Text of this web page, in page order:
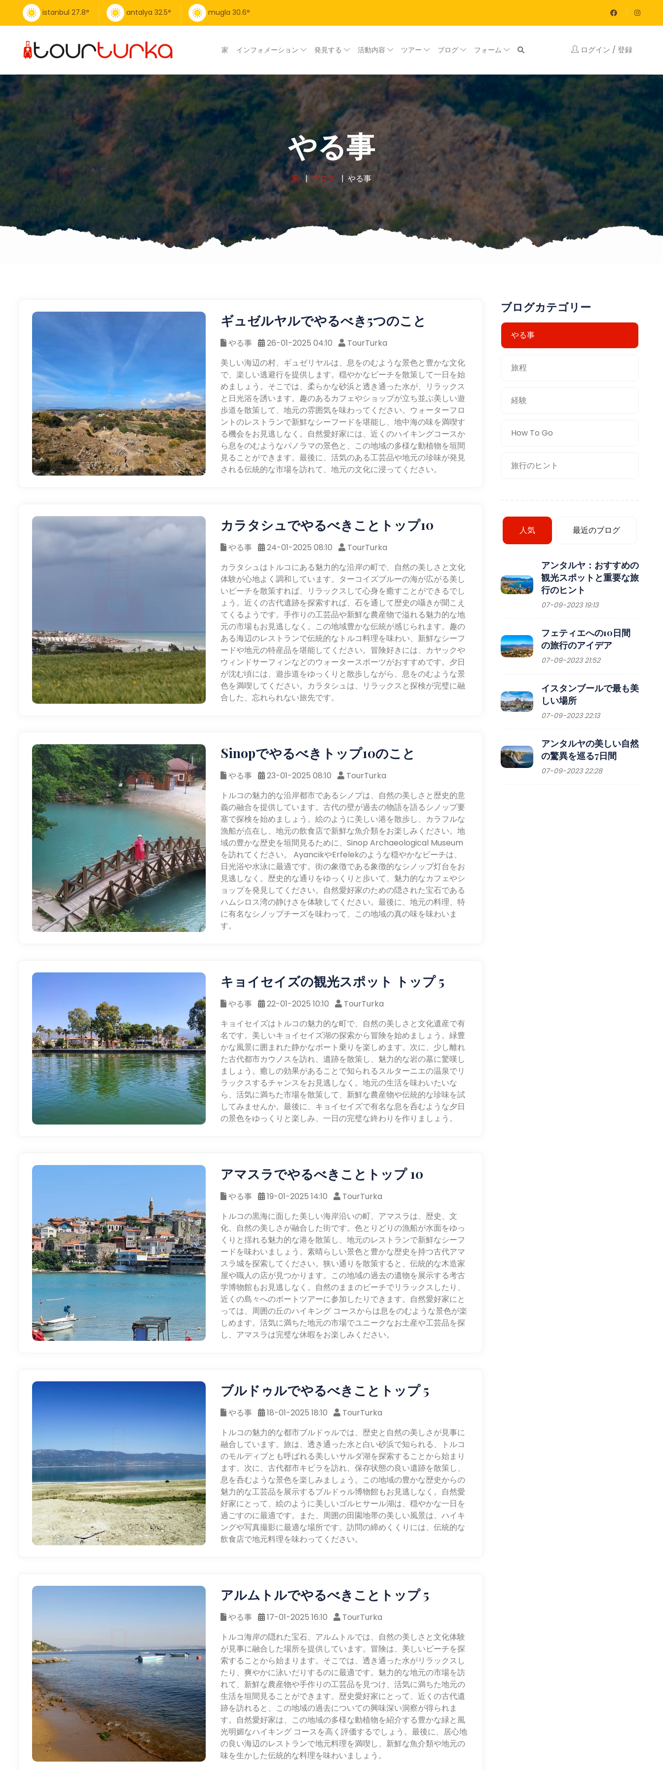
istanbul 27.8° antalya 32.5° mugla 30.6°
家 インフォメーション 発見する 活動内容 ツアー ブログ フォーム ログイン / 登録
やる事
家 ブログ やる事
ギュゼルヤルでやるべき5つのこと
やる事 26-01-2025 04:10
TourTurka
美しい海辺の村、ギュゼリヤルは、息をのむような景色と豊かな文化
で、楽しい逃避行を提供します。穏やかなビーチを散策して一日を始
めましょう。そこでは、柔らかな砂浜と透き通った水が、リラックス
と日光浴を誘います。趣のあるカフェやショップが立ち並ぶ美しい遊
歩道を散策して、地元の雰囲気を味わってください。ウォーターフロ
ントのレストランで新鮮なシーフードを堪能し、地中海の味を満喫す
る機会をお見逃しなく。自然愛好家には、近くのハイキングコースか
ら息をのむようなパノラマの景色と、この地域の多様な動植物を垣間
見ることができます。最後に、活気のある工芸品や地元の珍味が発見
される伝統的な市場を訪れて、地元の文化に浸ってください。
カラタシュでやるべきことトップ10
やる事 24-01-2025 08:10
TourTurka
カラタシュはトルコにある魅力的な沿岸の町で、自然の美しさと文化
体験が心地よく調和しています。ターコイズブルーの海が広がる美し
いビーチを散策すれば、リラックスして心身を癒すことができるでし
ょう。近くの古代遺跡を探索すれば、石を通して歴史の囁きが聞こえ
てくるようです。手作りの工芸品や新鮮な農産物で溢れる魅力的な地
元の市場もお見逃しなく。この地域豊かな伝統が感じられます。趣の
ある海辺のレストランで伝統的なトルコ料理を味わい、新鮮なシーフ
ードや地元の特産品を堪能してください。冒険好きには、カヤックや
ウィンドサーフィンなどのウォータースポーツがおすすめです。夕日
が沈む頃には、遊歩道をゆっくりと散歩しながら、息をのむような景
色を満喫してください。カラタシュは、リラックスと探検が完璧に融
合した、忘れられない旅先です。
Sinopでやるべきトップ10のこと
やる事 23-01-2025 08:10
TourTurka
トルコの魅力的な沿岸都市であるシノプは、自然の美しさと歴史的意
義の融合を提供しています。古代の壁が過去の物語を語るシノップ要
塞で探検を始めましょう。絵のように美しい港を散歩し、カラフルな
漁船が点在し、地元の飲食店で新鮮な魚介類をお楽しみください。地
域の豊かな歴史を垣間見るために、Sinop Archaeological Museum
を訪れてください。 AyancikやErfelekのような穏やかなビーチは、
日光浴や水泳に最適です。街の象徴である象徴的なシノップ灯台をお
見逃しなく。歴史的な通りをゆっくりと歩いて、魅力的なカフェやシ
ョップを発見してください。自然愛好家のための隠された宝石である
ハムシロス湾の静けさを体験してください。最後に、地元の料理、特
に有名なシノップチーズを味わって、この地域の真の味を味わいま
す。
キョイセイズの観光スポット トップ 5
やる事 22-01-2025 10:10
TourTurka
キョイセイズはトルコの魅力的な町で、自然の美しさと文化遺産で有
名です。美しいキョイセイズ湖の探索から冒険を始めましょう。緑豊
かな風景に囲まれた静かなボート乗りを楽しめます。次に、少し離れ
た古代都市カウノスを訪れ、遺跡を散策し、魅力的な岩の墓に驚嘆し
ましょう。癒しの効果があることで知られるスルターニエの温泉でリ
ラックスするチャンスをお見逃しなく。地元の生活を味わいたいな
ら、活気に満ちた市場を散策して、新鮮な農産物や伝統的な珍味を試
してみませんか。最後に、キョイセイズで有名な息を呑むような夕日
の景色をゆっくりと楽しみ、一日の完璧な終わりを作りましょう。
アマスラでやるべきことトップ 10
やる事 19-01-2025 14:10
TourTurka
トルコの黒海に面した美しい海岸沿いの町、アマスラは、歴史、文
化、自然の美しさが融合した街です。色とりどりの漁船が水面をゆっ
くりと揺れる魅力的な港を散策し、地元のレストランで新鮮なシーフ
ードを味わいましょう。素晴らしい景色と豊かな歴史を持つ古代アマ
スラ城を探索してください。狭い通りを散策すると、伝統的な木造家
屋や職人の店が見つかります。この地域の過去の遺物を展示する考古
学博物館もお見逃しなく。自然のままのビーチでリラックスしたり、
近くの島々へのボートツアーに参加したりできます。自然愛好家にと
っては、周囲の丘のハイキング コースからは息をのむような景色が楽
しめます。活気に満ちた地元の市場でユニークなお土産や工芸品を探
し、アマスラは完璧な休暇をお楽しみください。
ブルドゥルでやるべきことトップ 5
やる事 18-01-2025 18:10
TourTurka
トルコの魅力的な都市ブルドゥルでは、歴史と自然の美しさが見事に
融合しています。旅は、透き通った水と白い砂浜で知られる、トルコ
のモルディブとも呼ばれる美しいサルダ湖を探索することから始まり
ます。次に、古代都市キビラを訪れ、保存状態の良い遺跡を散策し、
息を呑むような景色を楽しみましょう。この地域の豊かな歴史からの
魅力的な工芸品を展示するブルドゥル博物館もお見逃しなく。自然愛
好家にとって、絵のように美しいゴルヒサール湖は、穏やかな一日を
過ごすのに最適です。また、周囲の田園地帯の美しい風景は、ハイキ
ングや写真撮影に最適な場所です。訪問の締めくくりには、伝統的な
飲食店で地元料理を味わってください。
アルムトルでやるべきことトップ 5
やる事 17-01-2025 16:10
TourTurka
トルコ海岸の隠れた宝石、アルムトルでは、自然の美しさと文化体験
が見事に融合した場所を提供しています。冒険は、美しいビーチを探
索することから始まります。そこでは、透き通った水がリラックスし
たり、爽やかに泳いだりするのに最適です。魅力的な地元の市場を訪
れて、新鮮な農産物や手作りの工芸品を見つけ、活気に満ちた地元の
生活を垣間見ることができます。歴史愛好家にとって、近くの古代遺
跡を訪れると、この地域の過去についての興味深い洞察が得られま
す。自然愛好家は、この地域の多様な動植物を紹介する豊かな緑と風
光明媚なハイキング コースを高く評価するでしょう。最後に、居心地
の良い海辺のレストランで地元料理を満喫し、新鮮な魚介類や地元の
味を生かした伝統的な料理を味わいましょう。
ブログカテゴリー
やる事
旅程
経験
How To Go
旅行のヒント
人気 最近のブログ
アンタルヤ：おすすめの
観光スポットと重要な旅
行のヒント
07-09-2023 19:13
フェティエへの10日間
の旅行のアイデア
07-09-2023 21:52
イスタンブールで最も美
しい場所
07-09-2023 22:13
アンタルヤの美しい自然
の驚異を巡る7日間
07-09-2023 22:28